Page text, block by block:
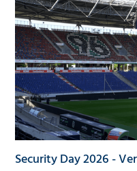
Security Day 2026 -